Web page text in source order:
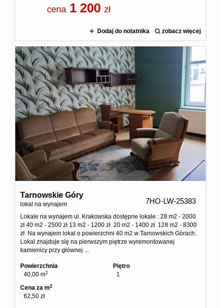
cena 1 200 zł
Dodaj do notatnika zobacz więcej
Tarnowskie Góry
lokal na wynajem 7HO-LW-25383
Lokale na wynajem ul. Krakowska dostępne lokale : 28 m2 - 2000
zł 40 m2 - 2500 zł 13 m2 - 1200 zł 20 m2 - 1400 zł 128 m2 - 8300
zł Na wynajem lokal o powierzchni 40 m2 w Tarnowskich Górach.
Lokal znajduje się na pierwszym piętrze wyremontowanej
kamienicy przy głównej ...
Powierzchnia
40,00 m2
Piętro
1
Cena za m2
62,50 zł